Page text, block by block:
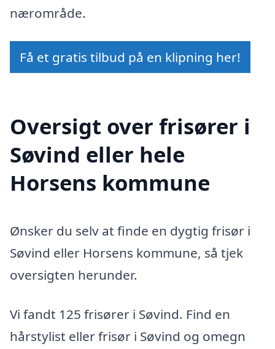
nærområde.
Få et gratis tilbud på en klipning her!
Oversigt over frisører i
Søvind eller hele
Horsens kommune
Ønsker du selv at finde en dygtig frisør i
Søvind eller Horsens kommune, så tjek
oversigten herunder.
Vi fandt 125 frisører i Søvind. Find en
hårstylist eller frisør i Søvind og omegn